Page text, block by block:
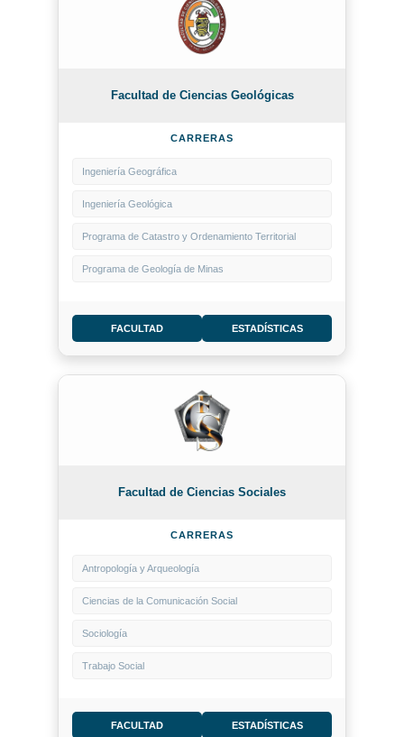
Facultad de Ciencias Geológicas
CARRERAS
Ingeniería Geográfica
Ingeniería Geológica
Programa de Catastro y Ordenamiento Territorial
Programa de Geología de Minas
FACULTAD ESTADÍSTICAS
Facultad de Ciencias Sociales
CARRERAS
Antropología y Arqueología
Ciencias de la Comunicación Social
Sociología
Trabajo Social
FACULTAD ESTADÍSTICAS